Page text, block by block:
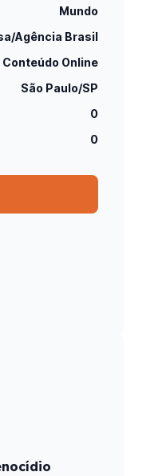
Mundo
Agência Brasil
Online
São Paulo/SP
0
0